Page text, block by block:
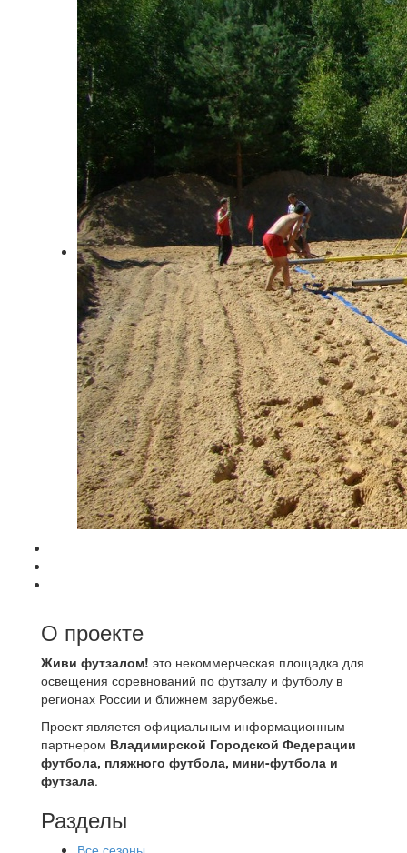
О проекте
Живи футзалом! это некоммерческая площадка для
освещения соревнований по футзалу и футболу в
регионах России и ближнем зарубежье.
Проект является официальным информационным
партнером Владимирской Городской Федерации
футбола, пляжного футбола, мини-футбола и
футзала.
Разделы
Все сезоны